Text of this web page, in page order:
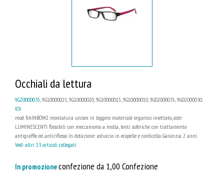
Occhiali da lettura
9G20000035, 9G10000025, 9G10000020, 9G10000015, 9G10000010, 9G02000035, 9G02000030...
IOI
mod. RAINBOW2 montatura unisex in leggero materiale organico iniettato, aste
LUMINESCENTI flessibili con meccanismo a molla, lenti asferiche con trattamento
antigraffio ed antiriflesso. In dotazione: astuccio in ecopelle e cordicella. Garanzia 2 anni.
Vedi altri 13 articoli collegati
In promozioneconfezione da 1,00 Confezione